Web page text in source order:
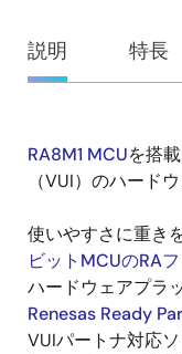
概
要
説明 特長
説
RA8M1 MCUを搭
（VUI）のハード
使いやすさに重き
ビットMCUのRA
ハードウェアプラ
Renesas Ready
VUIパートナ対応